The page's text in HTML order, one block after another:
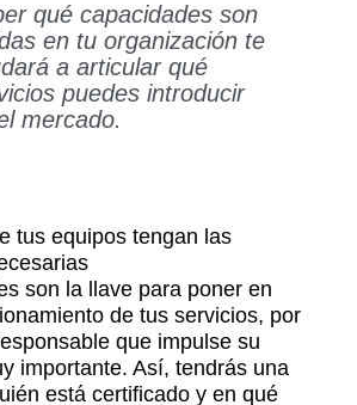
qué capacidades son
en tu organización te
a articular qué
puedes introducir
mercado.
tus equipos tengan las
son la llave para poner en
de tus servicios, por
que impulse su
importante. Así, tendrás una
está certificado y en qué